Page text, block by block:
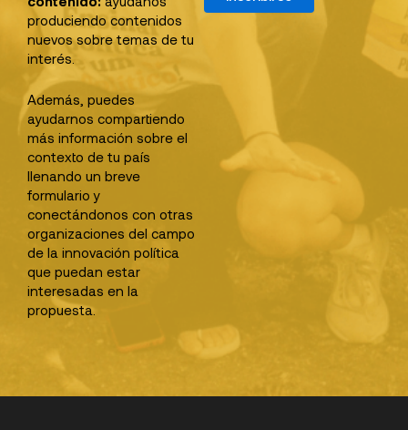
produciendo contenidos
nuevos sobre temas de tu
interés.
Además, puedes
ayudarnos compartiendo
más información sobre el
contexto de tu país
llenando un breve
formulario y
conectándonos con otras
organizaciones del campo
de la innovación política
que puedan estar
interesadas en la
propuesta.